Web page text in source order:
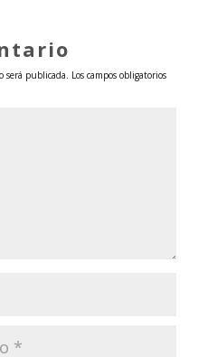
será publicada. Los campos obligatorios